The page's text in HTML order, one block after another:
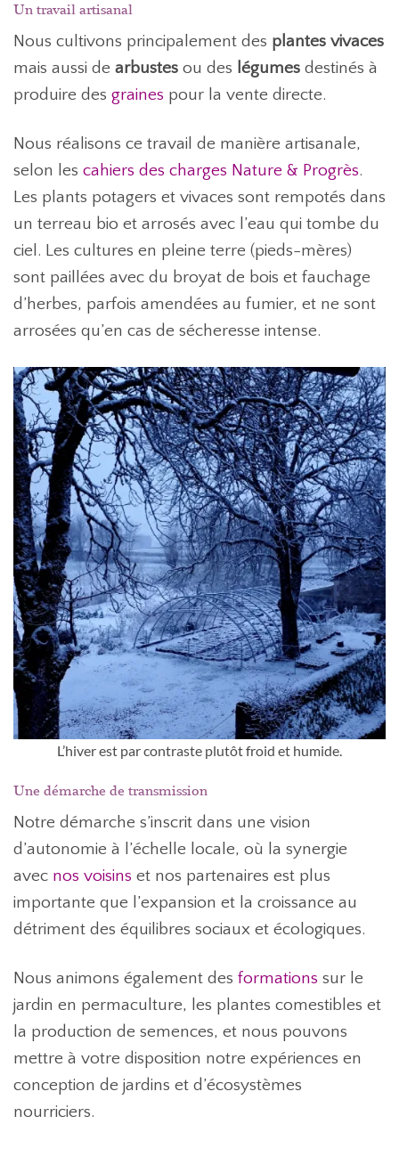
Un travail artisanal
Nous cultivons principalement des plantes vivaces
mais aussi de arbustes ou des légumes destinés à
produire des graines pour la vente directe.
Nous réalisons ce travail de manière artisanale,
selon les cahiers des charges Nature & Progrès.
Les plants potagers et vivaces sont rempotés dans
un terreau bio et arrosés avec l’eau qui tombe du
ciel. Les cultures en pleine terre (pieds-mères)
sont paillées avec du broyat de bois et fauchage
d’herbes, parfois amendées au fumier, et ne sont
arrosées qu’en cas de sécheresse intense.
L’hiver est par contraste plutôt froid et humide.
Une démarche de transmission
Notre démarche s’inscrit dans une vision
d’autonomie à l’échelle locale, où la synergie
avec nos voisins et nos partenaires est plus
importante que l’expansion et la croissance au
détriment des équilibres sociaux et écologiques.
Nous animons également des formations sur le
jardin en permaculture, les plantes comestibles et
la production de semences, et nous pouvons
mettre à votre disposition notre expériences en
conception de jardins et d’écosystèmes
nourriciers.